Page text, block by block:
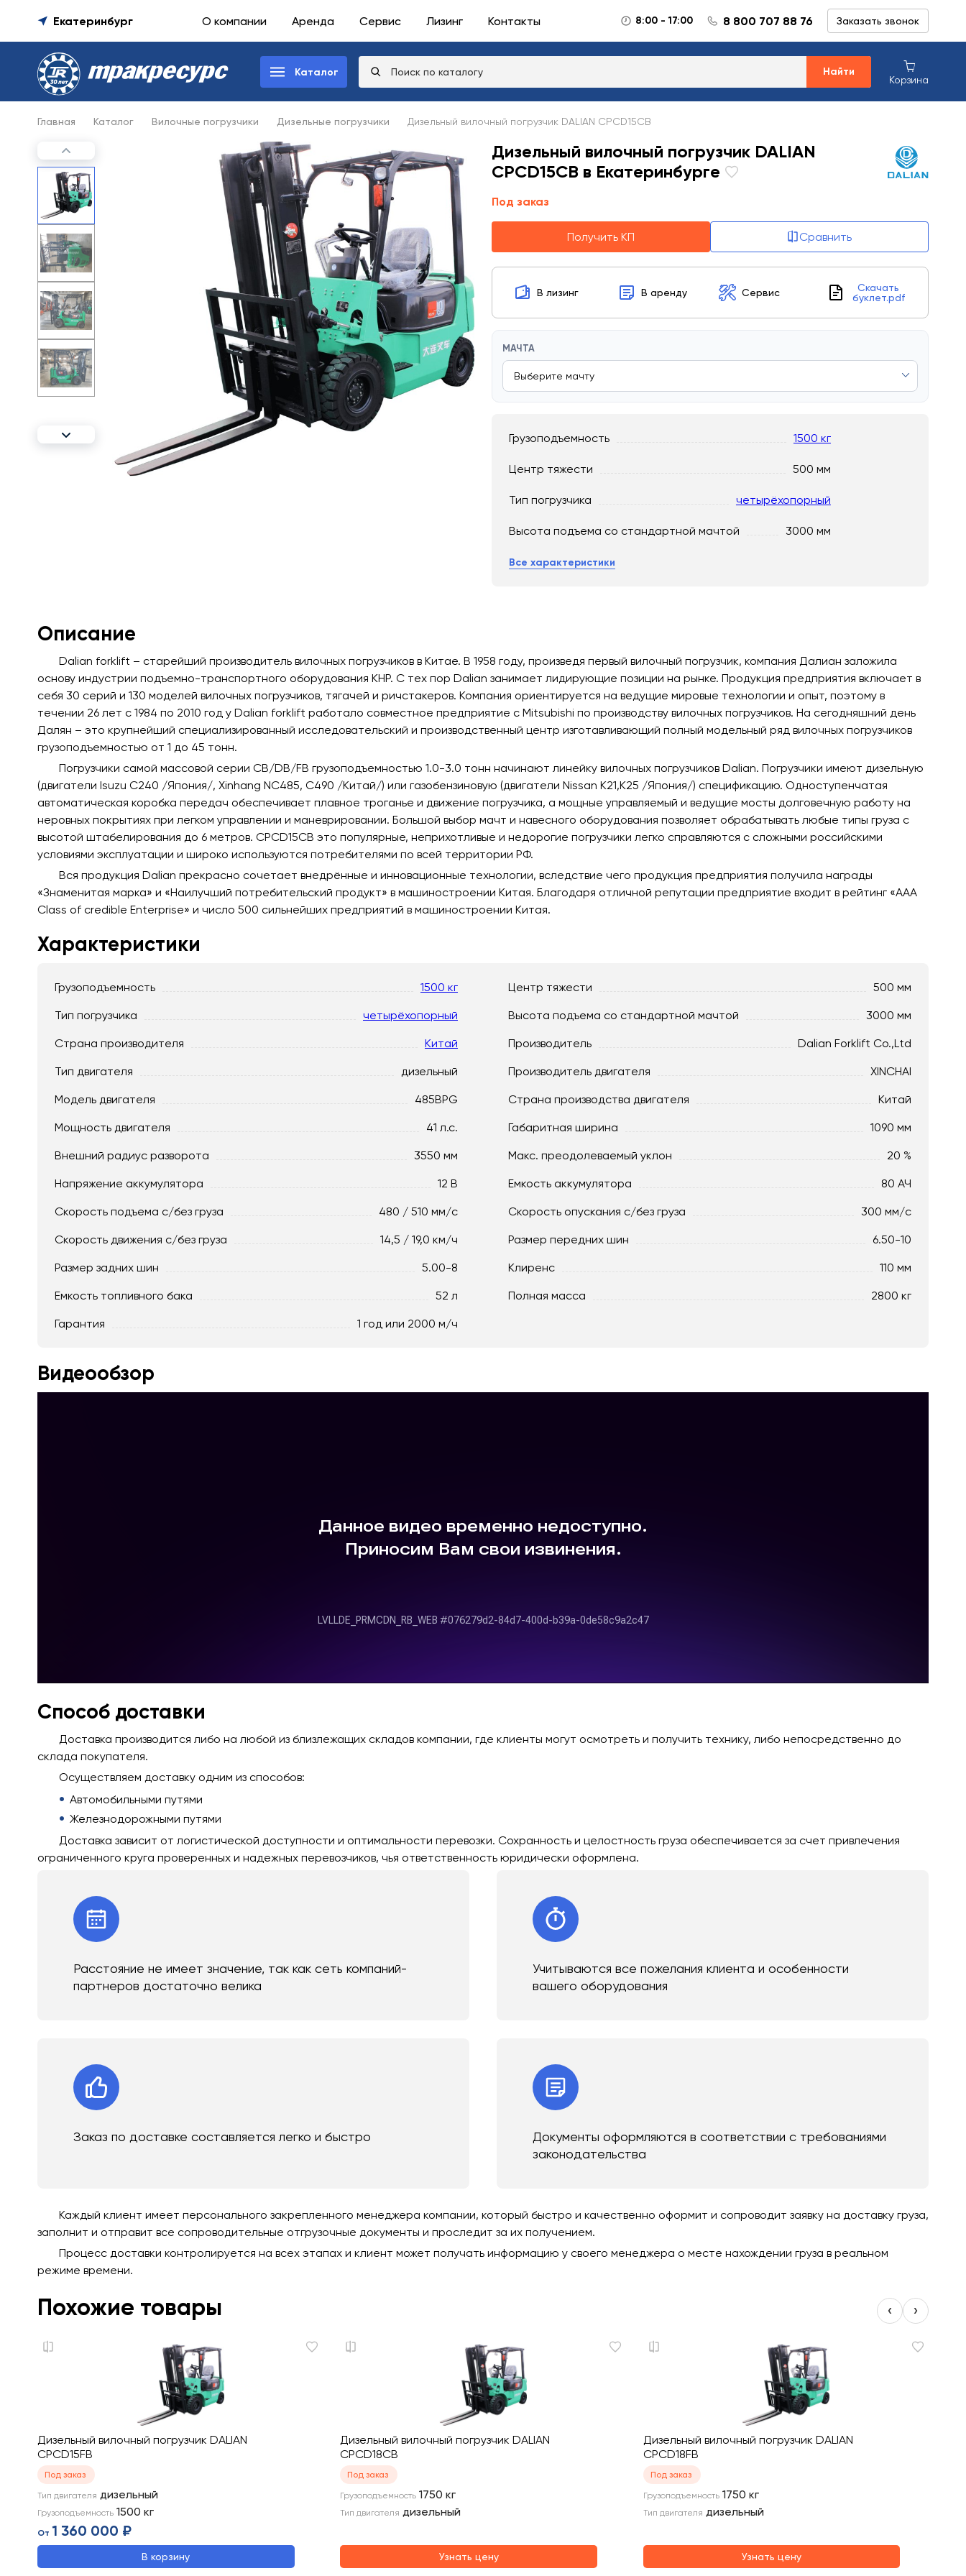
Екатеринбург О компании Аренда Сервис Лизинг Контакты 8:00 - 17:00 8 800 707 88 76 Заказать звонок
Каталог Найти
Корзина
Главная Каталог Вилочные погрузчики Дизельные погрузчики Дизельный вилочный погрузчик DALIAN CPCD15CB
Дизельный вилочный погрузчик DALIAN
CPCD15CB в Екатеринбурге
Под заказ
Получить КП Сравнить
В лизинг В аренду Сервис
Скачать
буклет.pdf
МАЧТА
Грузоподъемность 1500 кг
Центр тяжести 500 мм
Тип погрузчика четырёхопорный
Высота подъема со стандартной мачтой 3000 мм
Все характеристики
Описание
Dalian forklift – старейший производитель вилочных погрузчиков в Китае. В 1958 году, произведя первый вилочный погрузчик, компания Далиан заложила
основу индустрии подъемно-транспортного оборудования КНР. С тех пор Dalian занимает лидирующие позиции на рынке. Продукция предприятия включает в
себя 30 серий и 130 моделей вилочных погрузчиков, тягачей и ричстакеров. Компания ориентируется на ведущие мировые технологии и опыт, поэтому в
течении 26 лет с 1984 по 2010 год у Dalian forklift работало совместное предприятие с Mitsubishi по производству вилочных погрузчиков. На сегодняшний день
Далян – это крупнейший специализированный исследовательский и производственный центр изготавливающий полный модельный ряд вилочных погрузчиков
грузоподъемностью от 1 до 45 тонн.
Погрузчики самой массовой серии CB/DB/FB грузоподъемностью 1.0-3.0 тонн начинают линейку вилочных погрузчиков Dalian. Погрузчики имеют дизельную
(двигатели Isuzu C240 /Япония/, Xinhang NC485, C490 /Китай/) или газобензиновую (двигатели Nissan K21,K25 /Япония/) спецификацию. Одноступенчатая
автоматическая коробка передач обеспечивает плавное троганье и движение погрузчика, а мощные управляемый и ведущие мосты долговечную работу на
неровных покрытиях при легком управлении и маневрировании. Большой выбор мачт и навесного оборудования позволяет обрабатывать любые типы груза с
высотой штабелирования до 6 метров. CPCD15CB это популярные, неприхотливые и недорогие погрузчики легко справляются с сложными российскими
условиями эксплуатации и широко используются потребителями по всей территории РФ.
Вся продукция Dalian прекрасно сочетает внедрённые и инновационные технологии, вследствие чего продукция предприятия получила награды
«Знаменитая марка» и «Наилучший потребительский продукт» в машиностроении Китая. Благодаря отличной репутации предприятие входит в рейтинг «ААА
Class of credible Enterprise» и число 500 сильнейших предприятий в машиностроении Китая.
Характеристики
Грузоподъемность 1500 кг Центр тяжести 500 мм
Тип погрузчика четырёхопорный Высота подъема со стандартной мачтой 3000 мм
Страна производителя Китай Производитель Dalian Forklift Co.,Ltd
Тип двигателя дизельный Производитель двигателя XINCHAI
Модель двигателя 485BPG Страна производства двигателя Китай
Мощность двигателя 41 л.с. Габаритная ширина 1090 мм
Внешний радиус разворота 3550 мм Макс. преодолеваемый уклон 20 %
Напряжение аккумулятора 12 В Емкость аккумулятора 80 АЧ
Скорость подъема с/без груза 480 / 510 мм/с Скорость опускания c/без груза 300 мм/с
Скорость движения c/без груза 14,5 / 19,0 км/ч Размер передних шин 6.50-10
Размер задних шин 5.00-8 Клиренс 110 мм
Емкость топливного бака 52 л Полная масса 2800 кг
Гарантия 1 год или 2000 м/ч
Видеообзор
Способ доставки
Доставка производится либо на любой из близлежащих складов компании, где клиенты могут осмотреть и получить технику, либо непосредственно до
склада покупателя.
Осуществляем доставку одним из способов:
Автомобильными путями
Железнодорожными путями
Доставка зависит от логистической доступности и оптимальности перевозки. Сохранность и целостность груза обеспечивается за счет привлечения
ограниченного круга проверенных и надежных перевозчиков, чья ответственность юридически оформлена.
Расстояние не имеет значение, так как сеть компаний-
партнеров достаточно велика
Учитываются все пожелания клиента и особенности
вашего оборудования
Заказ по доставке составляется легко и быстро
Документы оформляются в соответствии с требованиями
законодательства
Каждый клиент имеет персонального закрепленного менеджера компании, который быстро и качественно оформит и сопроводит заявку на доставку груза,
заполнит и отправит все сопроводительные отгрузочные документы и проследит за их получением.
Процесс доставки контролируется на всех этапах и клиент может получать информацию у своего менеджера о месте нахождении груза в реальном
режиме времени.
Похожие товары ‹ ›
Дизельный вилочный погрузчик DALIAN
CPCD15FB
Под заказ
Тип двигателя дизельный
Грузоподъемность 1500 кг
От 1 360 000 ₽
В корзину
Дизельный вилочный погрузчик DALIAN
CPCD18CB
Под заказ
Грузоподъемность 1750 кг
Тип двигателя дизельный
Узнать цену
Дизельный вилочный погрузчик DALIAN
CPCD18FB
Под заказ
Грузоподъемность 1750 кг
Тип двигателя дизельный
Узнать цену